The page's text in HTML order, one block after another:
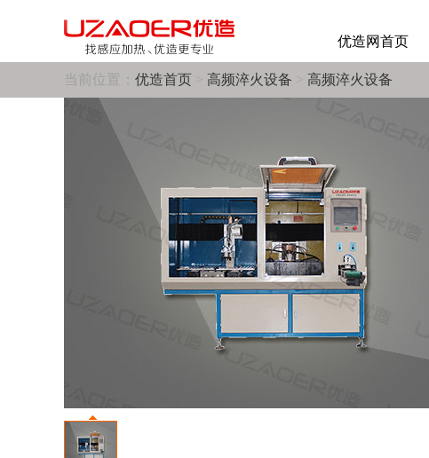
优造网首页
当前位置： 优造首页 > 高频淬火设备 > 高频淬火设备